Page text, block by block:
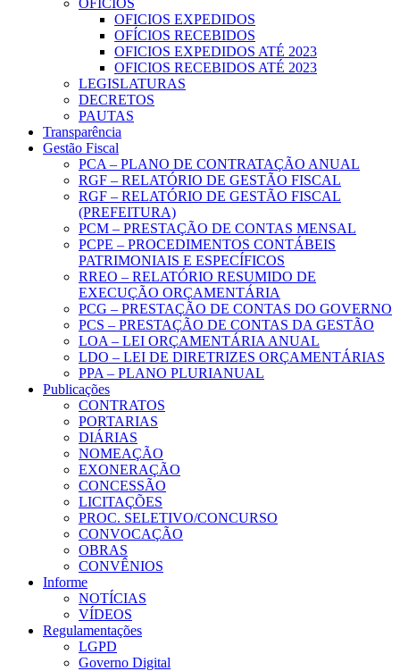
OFICIOS
OFICIOS EXPEDIDOS
OFÍCIOS RECEBIDOS
OFICIOS EXPEDIDOS ATÉ 2023
OFICIOS RECEBIDOS ATÉ 2023
LEGISLATURAS
DECRETOS
PAUTAS
Transparência
Gestão Fiscal
PCA – PLANO DE CONTRATAÇÃO ANUAL
RGF – RELATÓRIO DE GESTÃO FISCAL
RGF – RELATÓRIO DE GESTÃO FISCAL
(PREFEITURA)
PCM – PRESTAÇÃO DE CONTAS MENSAL
PCPE – PROCEDIMENTOS CONTÁBEIS
PATRIMONIAIS E ESPECÍFICOS
RREO – RELATÓRIO RESUMIDO DE
EXECUÇÃO ORÇAMENTÁRIA
PCG – PRESTAÇÃO DE CONTAS DO GOVERNO
PCS – PRESTAÇÃO DE CONTAS DA GESTÃO
LOA – LEI ORÇAMENTÁRIA ANUAL
LDO – LEI DE DIRETRIZES ORÇAMENTÁRIAS
PPA – PLANO PLURIANUAL
Publicações
CONTRATOS
PORTARIAS
DIÁRIAS
NOMEAÇÃO
EXONERAÇÃO
CONCESSÃO
LICITAÇÕES
PROC. SELETIVO/CONCURSO
CONVOCAÇÃO
OBRAS
CONVÊNIOS
Informe
NOTÍCIAS
VÍDEOS
Regulamentações
LGPD
Governo Digital